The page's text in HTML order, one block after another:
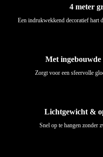
4 meter
Een indrukwekkend decoratief hart
Met
Zorgt voor een sfeervolle
Lichtgewicht &
Snel op te hangen zonder